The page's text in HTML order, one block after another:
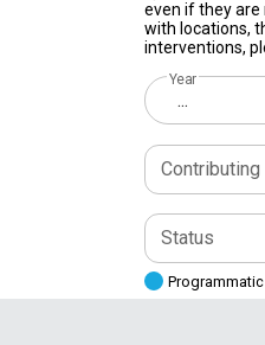
even if they are
with locations,
interventions,
Year
...
Status